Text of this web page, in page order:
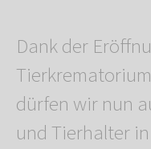
Dank der
dürfen wir nun
und Tierhalter